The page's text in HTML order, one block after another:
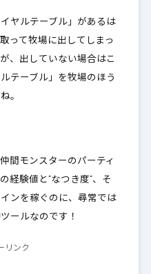
ヤルテーブル」があるは
って牧場に出してしまっ
、出していない場合はこ
テーブル」を牧場のほう
。
間モンスターのパーティ
経験値と”なつき度”、そ
ンを稼ぐのに、 尋常では
ールなのです！
リンク